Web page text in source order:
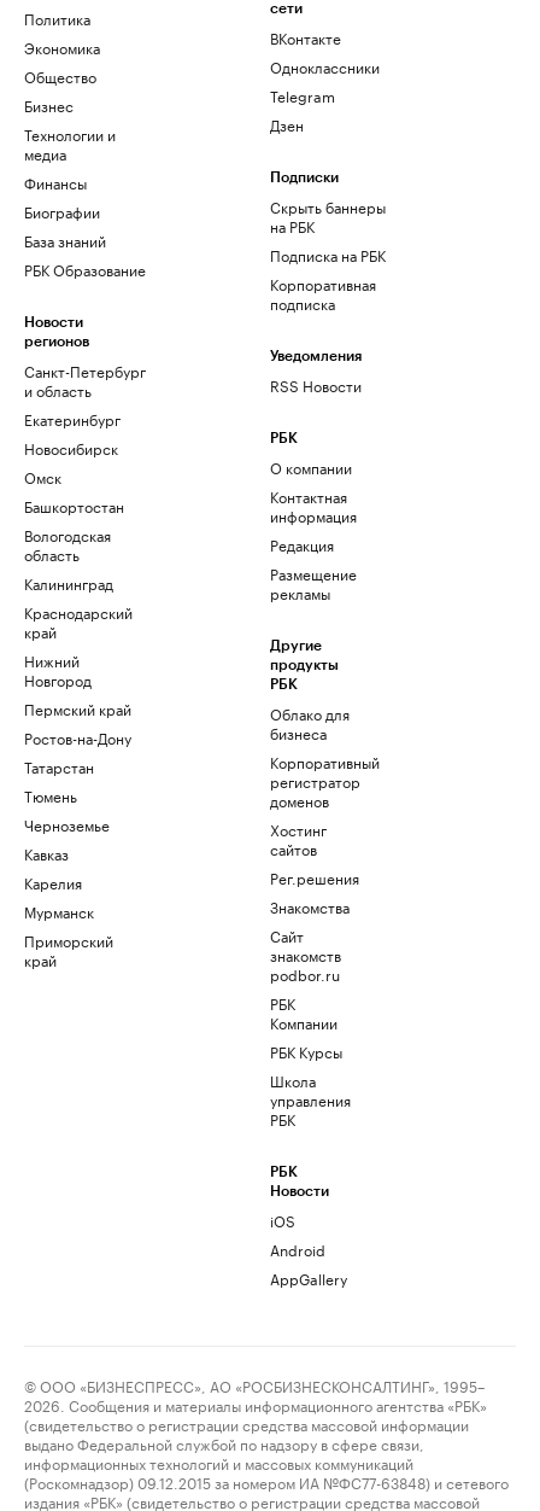
Политика
Экономика
Общество
Бизнес
Технологии и
медиа
Финансы
Биографии
База знаний
РБК Образование
Новости
регионов
Санкт-Петербург
и область
Екатеринбург
Новосибирск
Омск
Башкортостан
Вологодская
область
Калининград
Краснодарский
край
Нижний
Новгород
Пермский край
Ростов-на-Дону
Татарстан
Тюмень
Черноземье
Кавказ
Карелия
Мурманск
Приморский
край
сети
ВКонтакте
Одноклассники
Telegram
Дзен
Подписки
Скрыть баннеры
на РБК
Подписка на РБК
Корпоративная
подписка
Уведомления
RSS Новости
РБК
О компании
Контактная
информация
Редакция
Размещение
рекламы
Другие
продукты
РБК
Облако для
бизнеса
Корпоративный
регистратор
доменов
Хостинг
сайтов
Рег.решения
Знакомства
Сайт
знакомств
podbor.ru
РБК
Компании
РБК Курсы
Школа
управления
РБК
РБК
Новости
iOS
Android
AppGallery
© ООО «БИЗНЕСПРЕСС», АО «РОСБИЗНЕСКОНСАЛТИНГ», 1995–
2026. Сообщения и материалы информационного агентства «РБК»
(свидетельство о регистрации средства массовой информации
выдано Федеральной службой по надзору в сфере связи,
информационных технологий и массовых коммуникаций
(Роскомнадзор) 09.12.2015 за номером ИА №ФС77-63848) и сетевого
издания «РБК» (свидетельство о регистрации средства массовой